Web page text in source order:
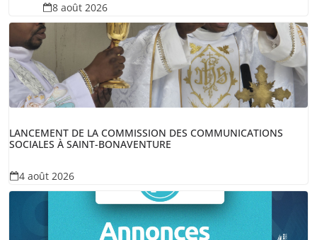
8 août 2026
LANCEMENT DE LA COMMISSION DES COMMUNICATIONS
SOCIALES À SAINT-BONAVENTURE
4 août 2026